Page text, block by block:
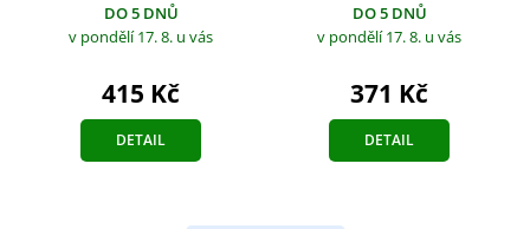
DO 5 DNŮ
v pondělí 17. 8. u vás
415 Kč
DETAIL
DO 5 DNŮ
v pondělí 17. 8. u vás
371 Kč
DETAIL